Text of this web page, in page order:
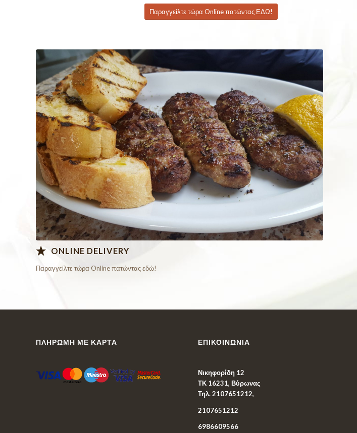
Παραγγείλτε τώρα Online πατώντας ΕΔΩ!
Παράγγειλε Online Τώρα!!!
ONLINE DELIVERY
Παραγγείλτε τώρα Online πατώντας εδώ!
ΠΛΗΡΩΜΉ ΜΕ ΚΆΡΤΑ ΕΠΙΚΟΙΝΩΝΊΑ
Νικηφορίδη 12
ΤΚ 16231, Βύρωνας
Τηλ. 2107651212,
2107651212
6986609566